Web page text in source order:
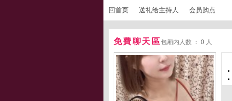
回首页 送礼给主持人 会员购点
免費聊天區包厢内人数 ： 0 人